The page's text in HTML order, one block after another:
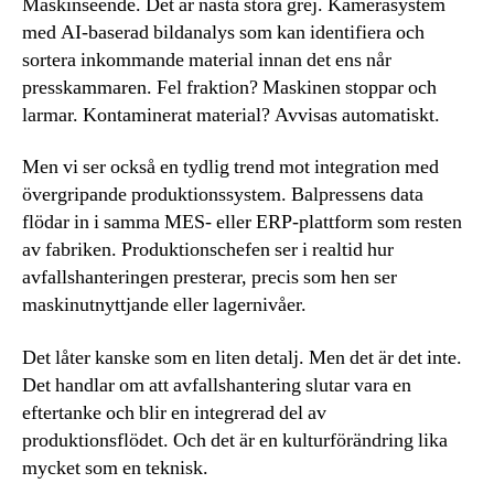
med AI-baserad bildanalys som kan identifiera och
sortera inkommande material innan det ens når
presskammaren. Fel fraktion? Maskinen stoppar och
larmar. Kontaminerat material? Avvisas automatiskt.
Men vi ser också en tydlig trend mot integration med
övergripande produktionssystem. Balpressens data
flödar in i samma MES- eller ERP-plattform som resten
av fabriken. Produktionschefen ser i realtid hur
avfallshanteringen presterar, precis som hen ser
maskinutnyttjande eller lagernivåer.
Det låter kanske som en liten detalj. Men det är det inte.
Det handlar om att avfallshantering slutar vara en
eftertanke och blir en integrerad del av
produktionsflödet. Och det är en kulturförändring lika
mycket som en teknisk.